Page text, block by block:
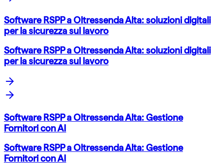
Software RSPP a Oltressenda Alta: soluzioni digitali
per la sicurezza sul lavoro
Software RSPP a Oltressenda Alta: soluzioni digitali
per la sicurezza sul lavoro
Software RSPP a Oltressenda Alta: Gestione
Fornitori con AI
Software RSPP a Oltressenda Alta: Gestione
Fornitori con AI